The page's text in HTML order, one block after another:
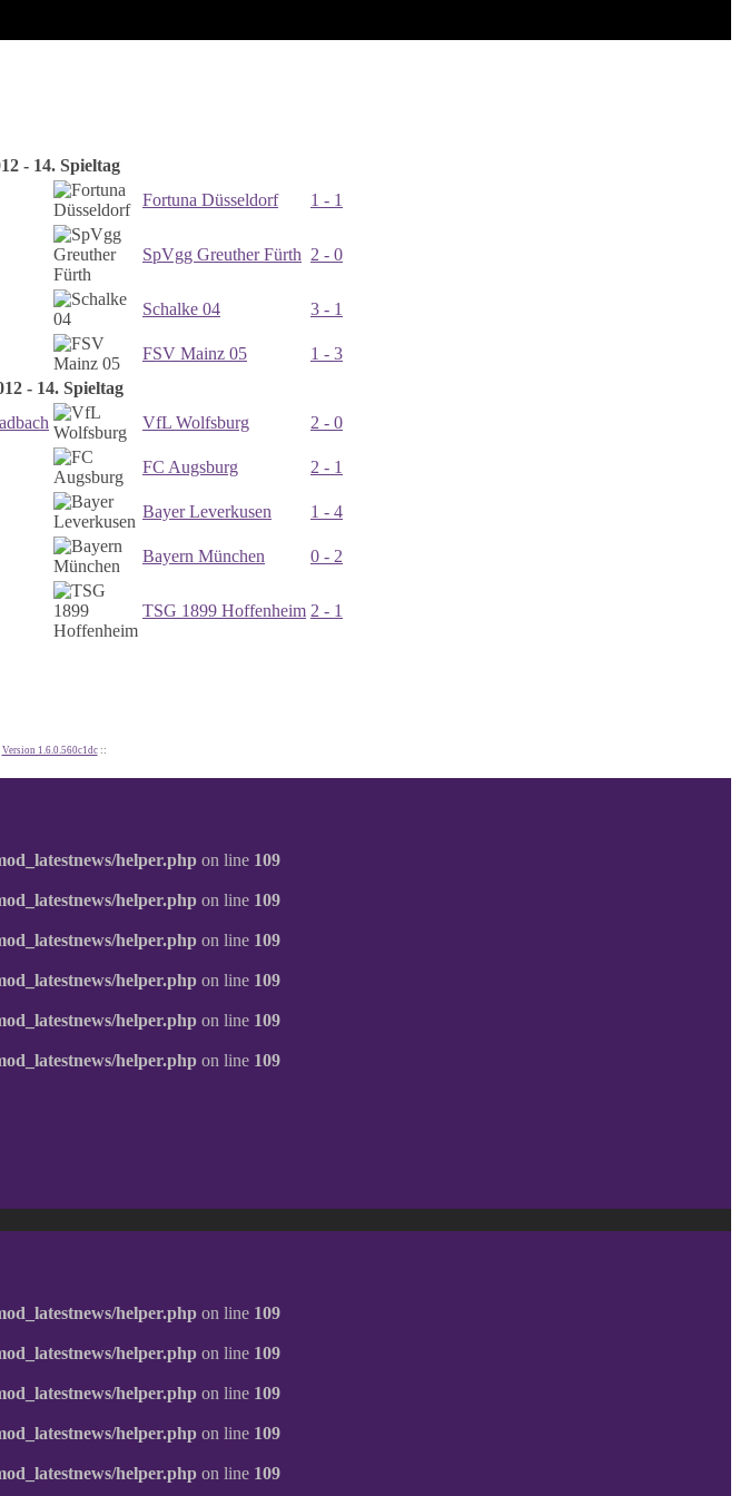
- 14. Spieltag
Fortuna Düsseldorf 1 - 1
SpVgg Greuther Fürth 2 - 0
Schalke 04 3 - 1
FSV Mainz 05
1 - 3
- 14. Spieltag
VfL Wolfsburg 2 - 0
FC Augsburg 2 - 1
Bayer Leverkusen 1 - 4
Bayern München 0 - 2
TSG 1899 Hoffenheim 2 - 1
Version 1.6.0.560c1dc::
helper.php on line 109
helper.php on line 109
helper.php on line 109
helper.php on line 109
helper.php on line 109
helper.php on line 109
helper.php on line 109
helper.php on line 109
helper.php on line 109
helper.php on line 109
helper.php on line 109